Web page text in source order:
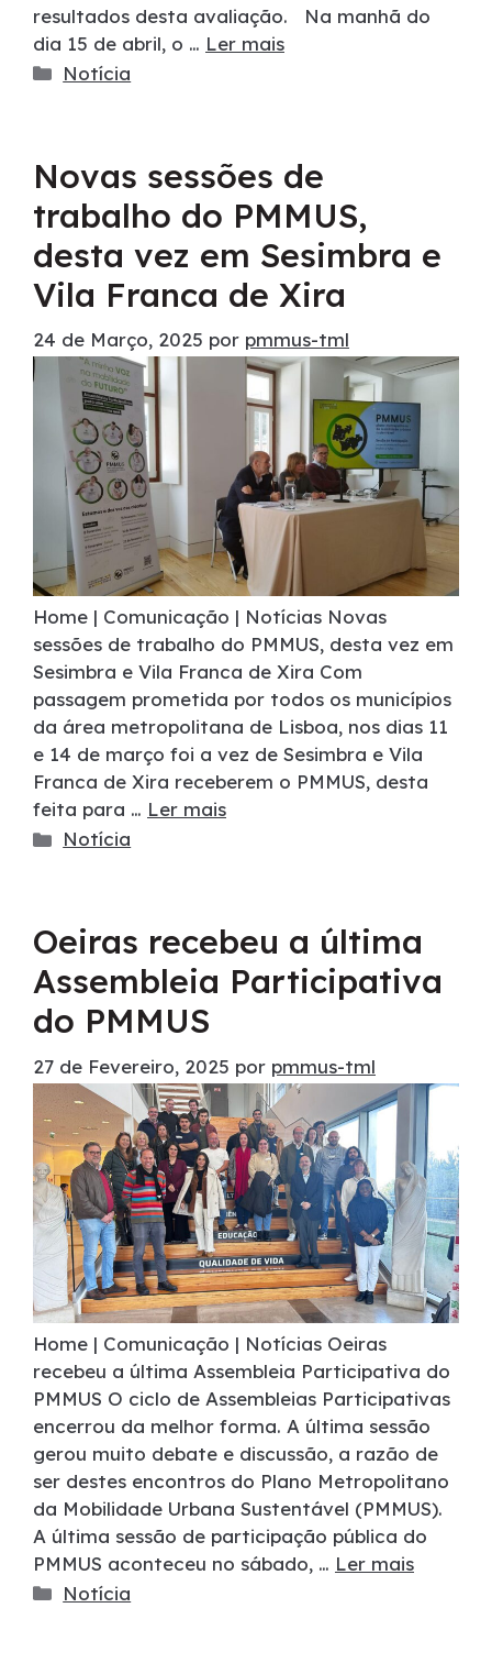
resultados desta avaliação. Na manhã do
dia 15 de abril, o … Ler mais
Notícia
Novas sessões de
trabalho do PMMUS,
desta vez em Sesimbra e
Vila Franca de Xira
24 de Março, 2025 por pmmus-tml
Home | Comunicação | Notícias Novas
sessões de trabalho do PMMUS, desta vez em
Sesimbra e Vila Franca de Xira Com
passagem prometida por todos os municípios
da área metropolitana de Lisboa, nos dias 11
e 14 de março foi a vez de Sesimbra e Vila
Franca de Xira receberem o PMMUS, desta
feita para … Ler mais
Notícia
Oeiras recebeu a última
Assembleia Participativa
do PMMUS
27 de Fevereiro, 2025 por pmmus-tml
Home | Comunicação | Notícias Oeiras
recebeu a última Assembleia Participativa do
PMMUS O ciclo de Assembleias Participativas
encerrou da melhor forma. A última sessão
gerou muito debate e discussão, a razão de
ser destes encontros do Plano Metropolitano
da Mobilidade Urbana Sustentável (PMMUS).
A última sessão de participação pública do
PMMUS aconteceu no sábado, … Ler mais
Notícia